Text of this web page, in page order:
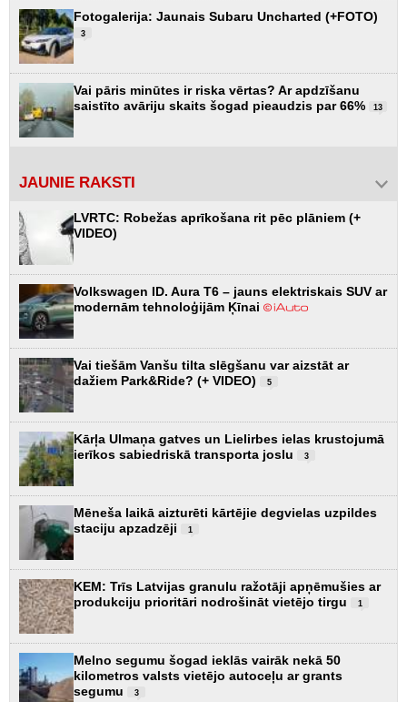
Fotogalerija: Jaunais Subaru Uncharted (+FOTO)
3
Vai pāris minūtes ir riska vērtas? Ar apdzīšanu
saistīto avāriju skaits šogad pieaudzis par 66%
13
JAUNIE RAKSTI
LVRTC: Robežas aprīkošana rit pēc plāniem (+
VIDEO)
Volkswagen ID. Aura T6 – jauns elektriskais SUV ar
modernām tehnoloģijām Ķīnai
Vai tiešām Vanšu tilta slēgšanu var aizstāt ar
dažiem Park&Ride? (+ VIDEO)
5
Kārļa Ulmaņa gatves un Lielirbes ielas krustojumā
ierīkos sabiedriskā transporta joslu
3
Mēneša laikā aizturēti kārtējie degvielas uzpildes
staciju apzadzēji
1
KEM: Trīs Latvijas granulu ražotāji apņēmušies ar
produkciju prioritāri nodrošināt vietējo tirgu
1
Melno segumu šogad ieklās vairāk nekā 50
kilometros valsts vietējo autoceļu ar grants
segumu
3